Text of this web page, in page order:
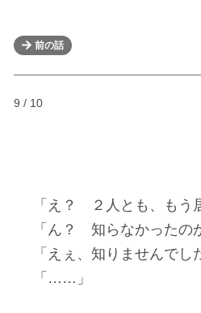
前の話
9 / 10
「え？ ２人とも、もう
「ん？ 知らなかったの
「えぇ、知りませんでし
「……」